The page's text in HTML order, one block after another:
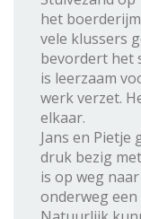
het
vele klussers
bevordert het
is leerzaam
werk verzet.
elkaar.
Jans en Pietje
druk bezig
is op weg
onderweg